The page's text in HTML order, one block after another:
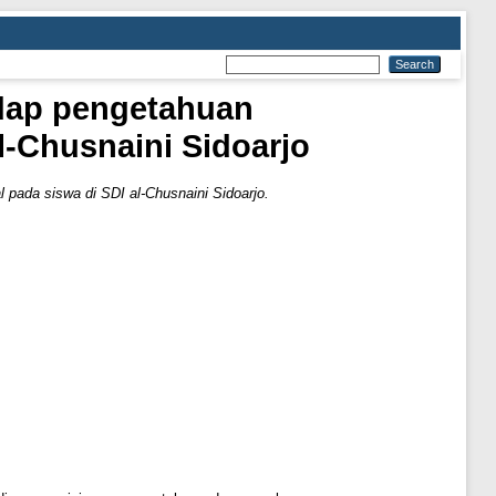
pengetahuan
Chusnaini Sidoarjo
siswa di SDI al-Chusnaini Sidoarjo.